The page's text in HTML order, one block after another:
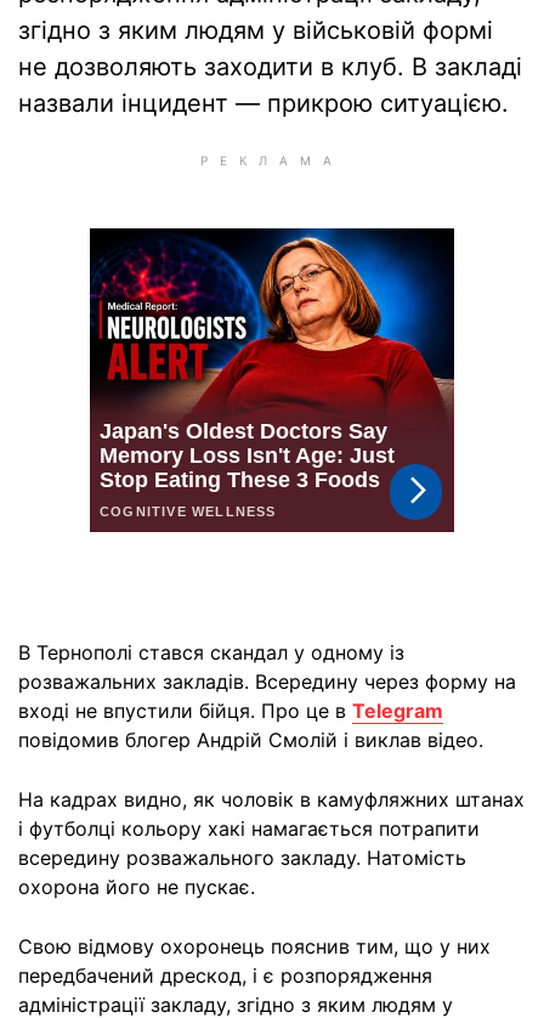
згідно з яким людям у військовій формі
не дозволяють заходити в клуб. В закладі
назвали інцидент — прикрою ситуацією.
В Тернополі стався скандал у одному із
розважальних закладів. Всередину через форму на
вході не впустили бійця. Про це в Telegram
повідомив блогер Андрій Смолій і виклав відео.
На кадрах видно, як чоловік в камуфляжних штанах
і футболці кольору хакі намагається потрапити
всередину розважального закладу. Натомість
охорона його не пускає.
Свою відмову охоронець пояснив тим, що у них
передбачений дрескод, і є розпорядження
адміністрації закладу, згідно з яким людям у